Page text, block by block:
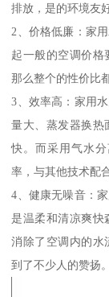
排放，是的环境友
2、价格低廉：家
起一般的空调价格
那么整个的性价比
3、效率高：家用
量大、蒸发器换热
快。而采用气水
率，与其他技术配
4、健康无噪音：
是温柔和清凉爽快
消除了空调内的水
到了不少人的赞扬。